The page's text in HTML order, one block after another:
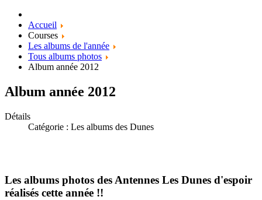
Accueil
Courses
Les albums de l'année
Tous albums photos
Album année 2012
Album année 2012
Détails
Catégorie : Les albums des Dunes
Les albums photos des Antennes Les Dunes d'espoir
réalisés cette année !!